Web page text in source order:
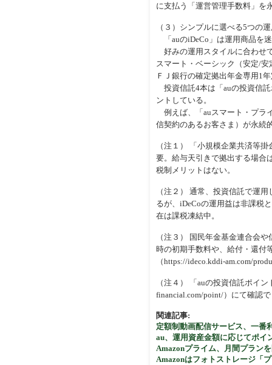
に支払う「運営管理手数料」を
（３）シンプルに選べる5つの
「auのiDeCo」は運用商品を
好みの運用スタイルに合わせ
スマート・ベーシック（安定/
ＦＪ銀行の確定拠出年金専用1
投資信託4本は「auの投資信
ントしている。
例えば、「auスマート・プラ
信契約のあるお客さま）が永続
（注１） 「小規模企業共済等
要。給与天引きで拠出する場合
税制メリットはない。
（注２） 通常、投資信託で運
るが、iDeCoの運用益は非課税
在は課税凍結中。
（注３） 国民年金基金連合会
時の初期手数料や、給付・還付
（https://ideco.kddi-am.com/
（注４） 「auの投資信託ポイ
financial.com/point/）にて確認
関連記事:
定額制動画配信サービス、一
au、運用資産金額に応じてポイ
Amazonプライム、月間プラン
Amazonはフォトストレージ「